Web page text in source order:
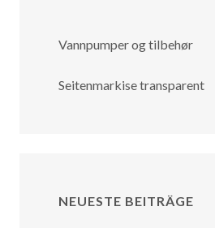
Vannpumper og tilbehør
Seitenmarkise transparent
NEUESTE BEITRÄGE